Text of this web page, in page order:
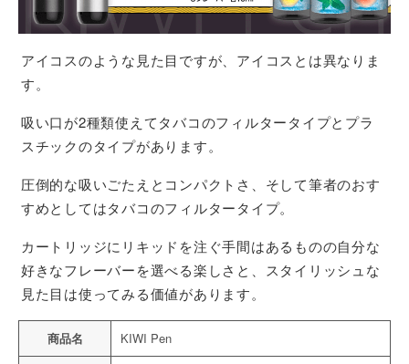
アイコスのような見た目ですが、アイコスとは異なりま
す。
吸い口が2種類使えてタバコのフィルタータイプとプラ
スチックのタイプがあります。
圧倒的な吸いごたえとコンパクトさ、そして筆者のおす
すめとしてはタバコのフィルタータイプ。
カートリッジにリキッドを注ぐ手間はあるものの自分な
好きなフレーバーを選べる楽しさと、スタイリッシュな
見た目は使ってみる価値があります。
商品名 KIWI Pen